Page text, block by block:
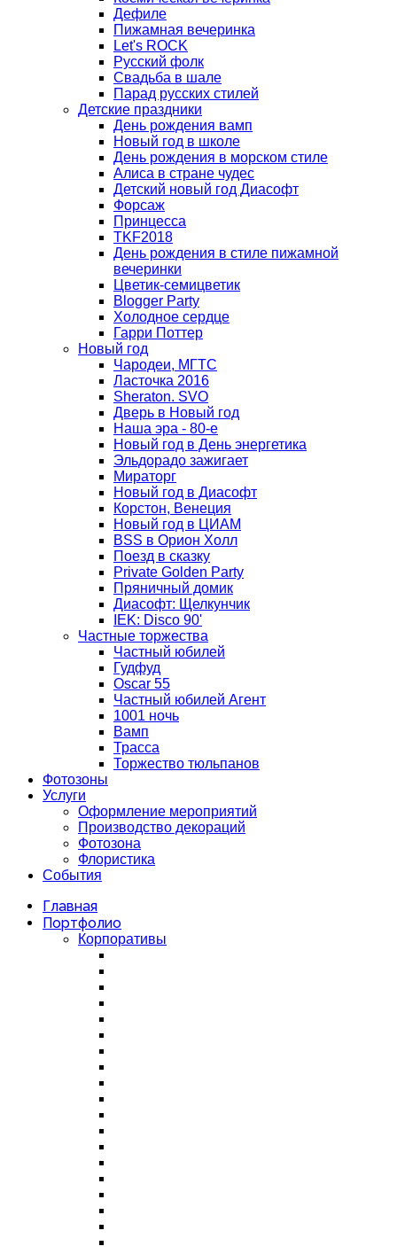
Дефиле
Пижамная вечеринка
Let's ROCK
Русский фолк
Свадьба в шале
Парад русских стилей
Детские праздники
День рождения вамп
Новый год в школе
День рождения в морском стиле
Алиса в стране чудес
Детский новый год Диасофт
Форсаж
Принцесса
TKF2018
День рождения в стиле пижамной
вечеринки
Цветик-семицветик
Blogger Party
Холодное сердце
Гарри Поттер
Новый год
Чародеи, МГТС
Ласточка 2016
Sheraton. SVO
Дверь в Новый год
Наша эра - 80-е
Новый год в День энергетика
Эльдорадо зажигает
Мираторг
Новый год в Диасофт
Корстон, Венеция
Новый год в ЦИАМ
BSS в Орион Холл
Поезд в сказку
Private Golden Party
Пряничный домик
Диасофт: Щелкунчик
IEK: Disco 90'
Частные торжества
Частный юбилей
Гудфуд
Oscar 55
Частный юбилей Агент
1001 ночь
Вамп
Трасса
Торжество тюльпанов
Фотозоны
Услуги
Оформление мероприятий
Производство декораций
Фотозона
Флористика
События
Главная
Портфолио
Корпоративы